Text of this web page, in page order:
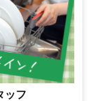
ッフ